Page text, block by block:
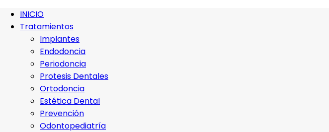
INICIO
Tratamientos
Implantes
Endodoncia
Periodoncia
Protesis Dentales
Ortodoncia
Estética Dental
Prevención
Odontopediatría